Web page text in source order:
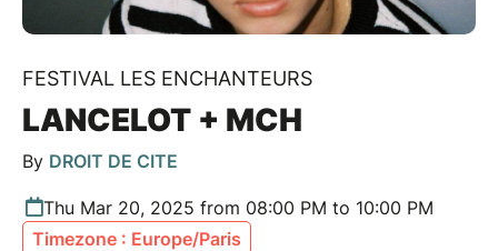
FESTIVAL LES ENCHANTEURS
LANCELOT + MCH
By DROIT DE CITE
Thu Mar 20, 2025 from 08:00 PM to 10:00 PM
Timezone : Europe/Paris